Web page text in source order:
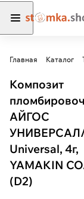
Главная Каталог
Композит
АЙГОС
Universal, 4г,
YAMAKIN
(D2)